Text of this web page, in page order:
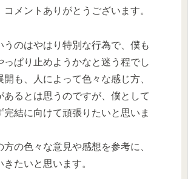
メントありがとうございます。
うのはやはり特別な行為で、僕も
っぱり止めようかなと迷う程でし
開も、人によって色々な感じ方、
あるとは思うのですが、僕として
完結に向けて頑張りたいと思いま
方の色々な意見や感想を参考に、
きたいと思います。